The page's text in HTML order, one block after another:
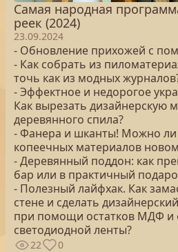
Самая народная
реек (2024)
23.09.2024
- Обновление прихожей с
- Как собрать из
точь как из модных
- Эффектное и недорогое
Как вырезать дизайнерскую
деревянного спила?
- Фанера и шканты! Можно ли
копеечных материалов
- Деревянный поддон: как
бар или в практичный
- Полезный лайфхак. Как
стене и сделать
при помощи остатков МДФ и
светодиодной ленты?
22 0